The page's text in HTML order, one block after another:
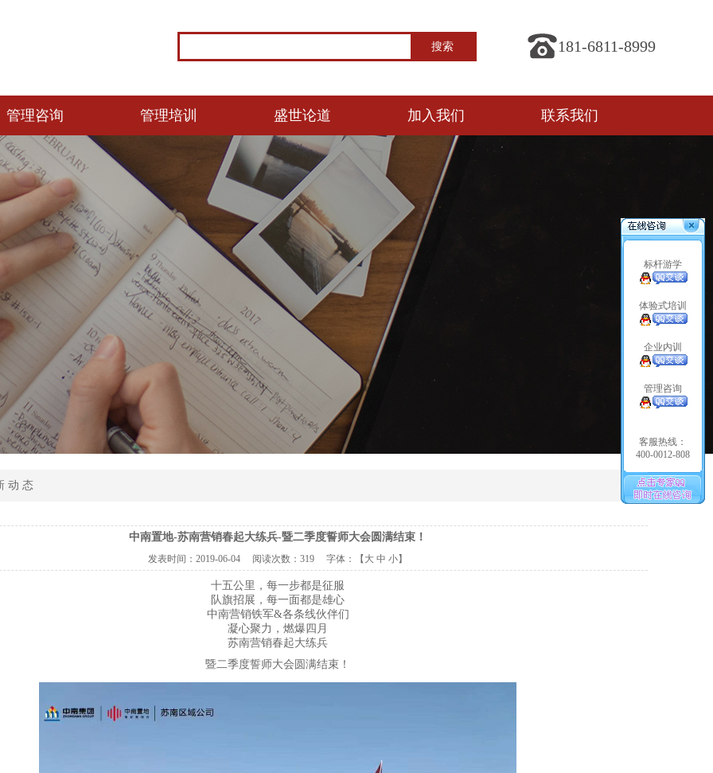
181-6811-8999
管理咨询 管理培训 盛世论道 加入我们 联系我们
动 态
中南置地-苏南营销春起大练兵-暨二季度誓师大会圆满结束！
发表时间： 2019-06-04 阅读次数： 319 字体：【 大 中 小】
十五公里，每一步都是征服
队旗招展，每一面都是雄心
中南营销铁军&各条线伙伴们
凝心聚力，燃爆四月
苏南营销春起大练兵
暨二季度誓师大会圆满结束！
标杆游学
体验式培训
企业内训
管理咨询
客服热线：
400-0012-808